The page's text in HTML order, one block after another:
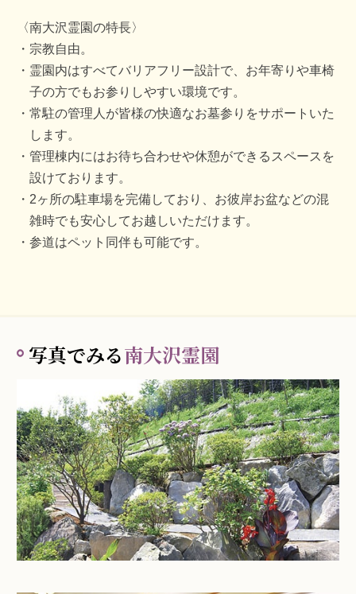
〈南大沢霊園の特長〉
宗教自由。
霊園内はすべてバリアフリー設計で、お年寄りや車椅
子の方でもお参りしやすい環境です。
常駐の管理人が皆様の快適なお墓参りをサポートいた
します。
管理棟内にはお待ち合わせや休憩ができるスペースを
設けております。
2ヶ所の駐車場を完備しており、お彼岸お盆などの混
雑時でも安心してお越しいただけます。
参道はペット同伴も可能です。
写真でみる南大沢霊園